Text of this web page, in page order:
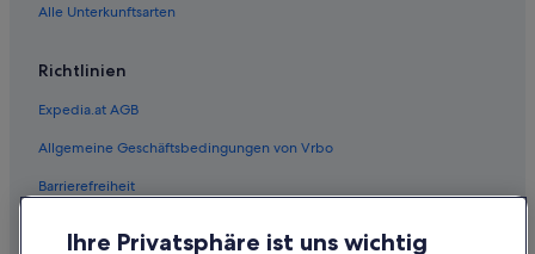
Hotels mit Wellnessbereich in Pürgg-Trautenfels
Abenteuer in Stainach-Pürgg
Hotels mit Wellnessbereich in Stainach-Pürgg
Alle Unterkunftsarten
Richtlinien
Expedia.at AGB
Allgemeine Geschäftsbedingungen von Vrbo
Barrierefreiheit
Ihre Privatsphäre ist uns wichtig